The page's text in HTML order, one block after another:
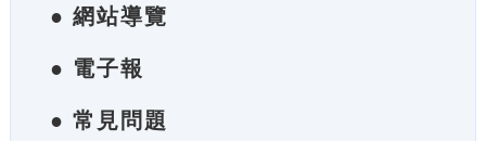
● 網站導覽
● 電子報
● 常見問題